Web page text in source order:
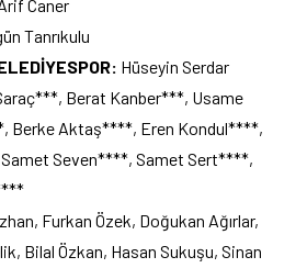
Caner
Tanrıkulu
Hüseyin Serdar
Berat Kanber***, Usame
Berke Aktaş****, Eren Kondul****,
Seven****, Samet Sert****,
Furkan Özek, Doğukan Ağırlar,
Bilal Özkan, Hasan Sukuşu, Sinan